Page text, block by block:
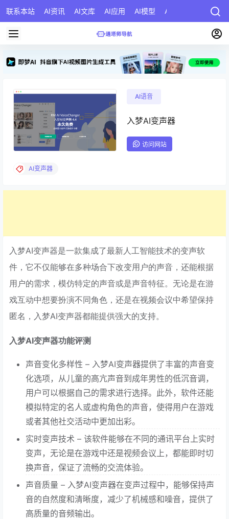
联系本站 AI资讯 AI文库 AI应用 AI模型 AI公司 AI提示词
AI语音
入梦AI变声器
访问网站
AI变声器
入梦AI变声器是一款集成了最新人工智能技术的变声软
件，它不仅能够在多种场合下改变用户的声音，还能根据
用户的需求，模仿特定的声音或是声音特征。无论是在游
戏互动中想要扮演不同角色，还是在视频会议中希望保持
匿名，入梦AI变声器都能提供强大的支持。
入梦AI变声器功能评测
声音变化多样性 – 入梦AI变声器提供了丰富的声音变
化选项，从儿童的高亢声音到成年男性的低沉音调，
用户可以根据自己的需求进行选择。此外，软件还能
模拟特定的名人或虚构角色的声音，使得用户在游戏
或者其他社交活动中更加出彩。
实时变声技术 – 该软件能够在不同的通讯平台上实时
变声，无论是在游戏中还是视频会议上，都能即时切
换声音，保证了流畅的交流体验。
声音质量 – 入梦AI变声器在变声过程中，能够保持声
音的自然度和清晰度，减少了机械感和噪音，提供了
高质量的音频输出。